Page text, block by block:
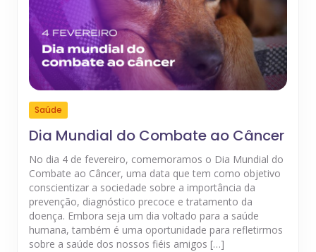
Saúde
Dia Mundial do Combate ao Câncer
No dia 4 de fevereiro, comemoramos o Dia Mundial do
Combate ao Câncer, uma data que tem como objetivo
conscientizar a sociedade sobre a importância da
prevenção, diagnóstico precoce e tratamento da
doença. Embora seja um dia voltado para a saúde
humana, também é uma oportunidade para refletirmos
sobre a saúde dos nossos fiéis amigos […]